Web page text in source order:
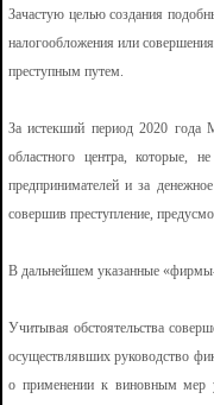
Зачастую целью создания
налогообложения или
преступным путем.
За истекший период 2020 года
областного центра, которые,
предпринимателей и за
совершив преступление,
В дальнейшем указанные
Учитывая обстоятельства
осуществлявших руководство
о применении к виновным мер